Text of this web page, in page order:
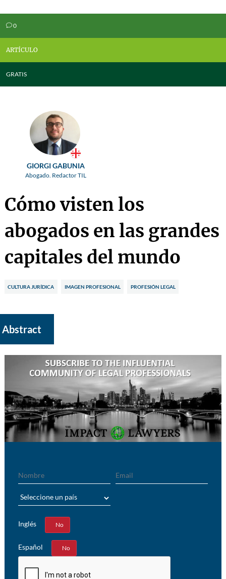
v0
ARTÍCULO
GRATIS
GIORGI GABUNIA
Abogado. Redactor TIL
Cómo visten los
abogados en las grandes
capitales del mundo
CULTURA JURÍDICA IMAGEN PROFESIONAL PROFESIÓN LEGAL
Abstract
Inglés
Sí No
Español
Sí No